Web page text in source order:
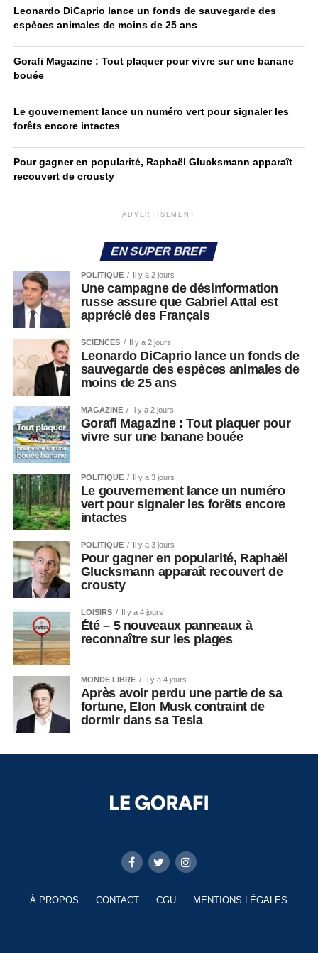
Leonardo DiCaprio lance un fonds de sauvegarde des
espèces animales de moins de 25 ans
Gorafi Magazine : Tout plaquer pour vivre sur une banane
bouée
Le gouvernement lance un numéro vert pour signaler les
forêts encore intactes
Pour gagner en popularité, Raphaël Glucksmann apparaît
recouvert de crousty
ADVERTISEMENT
EN SUPER BREF
POLITIQUE Il y a 2 jours
Une campagne de désinformation
russe assure que Gabriel Attal est
apprécié des Français
SCIENCES Il y a 2 jours
Leonardo DiCaprio lance un fonds de
sauvegarde des espèces animales de
moins de 25 ans
MAGAZINE Il y a 2 jours
Gorafi Magazine : Tout plaquer pour
vivre sur une banane bouée
POLITIQUE Il y a 3 jours
Le gouvernement lance un numéro
vert pour signaler les forêts encore
intactes
POLITIQUE Il y a 3 jours
Pour gagner en popularité, Raphaël
Glucksmann apparaît recouvert de
crousty
LOISIRS Il y a 4 jours
Été – 5 nouveaux panneaux à
reconnaître sur les plages
MONDE LIBRE Il y a 4 jours
Après avoir perdu une partie de sa
fortune, Elon Musk contraint de
dormir dans sa Tesla
À PROPOS CONTACT CGU MENTIONS LÉGALES